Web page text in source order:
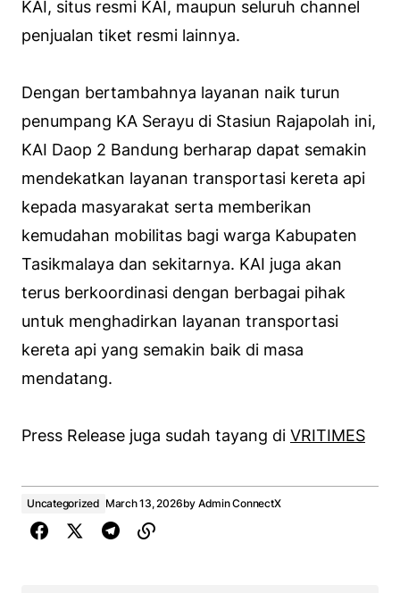
KAI, situs resmi KAI, maupun seluruh channel
penjualan tiket resmi lainnya.
Dengan bertambahnya layanan naik turun
penumpang KA Serayu di Stasiun Rajapolah ini,
KAI Daop 2 Bandung berharap dapat semakin
mendekatkan layanan transportasi kereta api
kepada masyarakat serta memberikan
kemudahan mobilitas bagi warga Kabupaten
Tasikmalaya dan sekitarnya. KAI juga akan
terus berkoordinasi dengan berbagai pihak
untuk menghadirkan layanan transportasi
kereta api yang semakin baik di masa
mendatang.
Press Release juga sudah tayang di VRITIMES
Uncategorized March 13, 2026by Admin ConnectX